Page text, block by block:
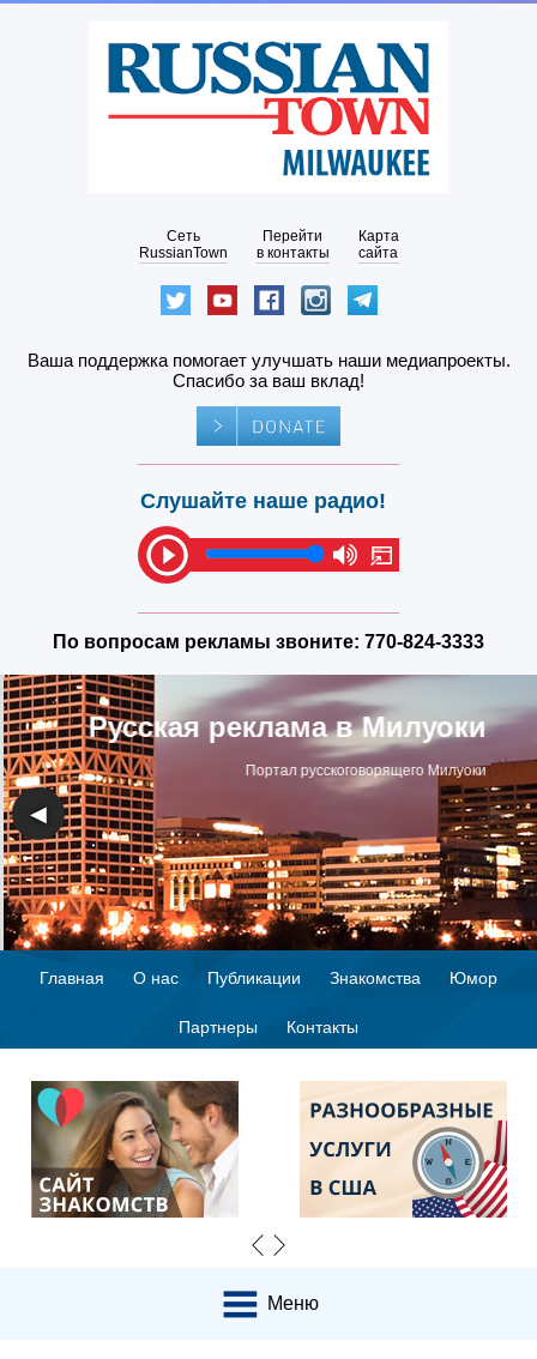
Сеть
RussianTown
Перейти
в контакты
Карта
сайта
Ваша поддержка помогает улучшать наши медиапроекты.
Спасибо за ваш вклад!
Слушайте наше радио!
По вопросам рекламы звоните: 770-824-3333
Русская реклама в Милуоки
Портал русскоговорящего Милуоки
◀ ▶
Главная О нас Публикации Знакомства Юмор
Партнеры Контакты
Меню